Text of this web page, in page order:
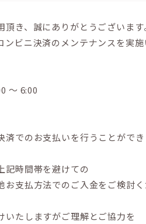
き、誠にありがとうございます
ビニ決済のメンテナンスを実施
〜 6:00
済でのお支払いを行うことができ
記時間帯を避けての
支払方法でのご入金をご検討く
いたしますがご理解とご協力を